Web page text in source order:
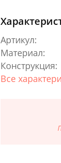
Артикул:
Материал:
Конструкция:
Все